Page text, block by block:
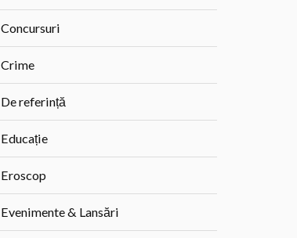
Concursuri
Crime
De referință
Educație
Eroscop
Evenimente & Lansări